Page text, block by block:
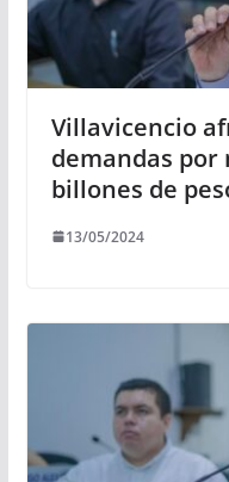
Villavicencio
demandas por
billones de
13/05/2024